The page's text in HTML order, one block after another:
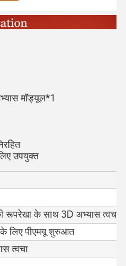
मॉड्यूल*1
उपयुक्त
रूपरेखा के साथ 3D अभ्यास त्वचा
लिए पीएमयू शुरुआत
त्वचा